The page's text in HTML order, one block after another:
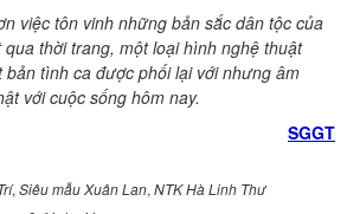
việc tôn vinh những bản sắc dân tộc của
thời trang, một loại hình nghệ thuật
tình ca được phối lại với nhưng âm
với cuộc sống hôm nay.
SGGT
, Siêu mẫu Xuân Lan, NTK Hà Linh Thư